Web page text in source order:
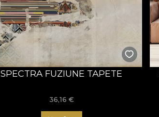
SPECTRA FUZIUNE TAPETE
36,16 €